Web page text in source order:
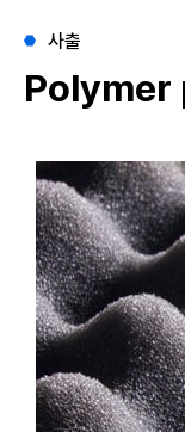
사출
Polymer